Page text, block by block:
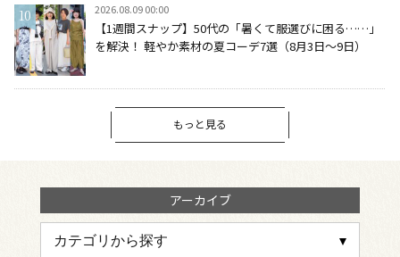
2026.08.09 00:00
【1週間スナップ】50代の「暑くて服選びに困る……」
を解決！ 軽やか素材の夏コーデ7選（8月3日～9日）
もっと見る
アーカイブ